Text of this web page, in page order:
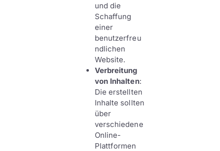
und die
Schaffung
einer
benutzerfreu
ndlichen
Website.
Verbreitung
von Inhalten:
Die erstellten
Inhalte sollten
über
verschiedene
Online-
Plattformen